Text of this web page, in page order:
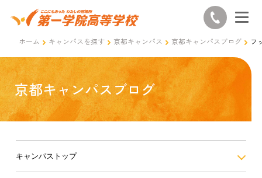
ホーム キャンパスを探す 京都キャンパス 京都キャンパスブログ フ
京都キャンパスブログ
キャンパストップ